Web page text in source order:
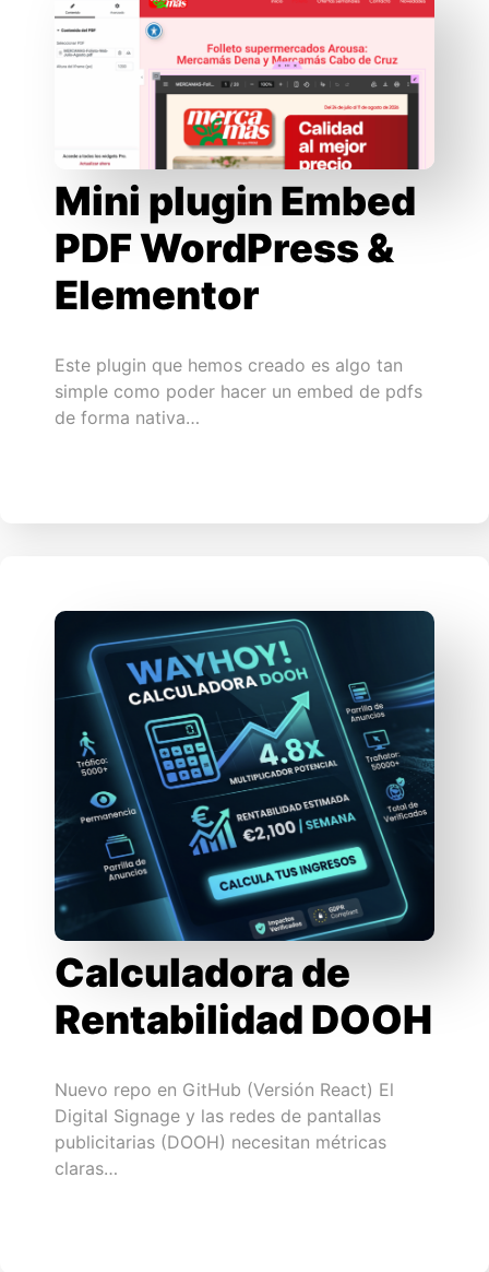
Mini plugin Embed
PDF WordPress &
Elementor
Este plugin que hemos creado es algo tan
simple como poder hacer un embed de pdfs
de forma nativa…
Calculadora de
Rentabilidad DOOH
Nuevo repo en GitHub (Versión React) El
Digital Signage y las redes de pantallas
publicitarias (DOOH) necesitan métricas
claras…